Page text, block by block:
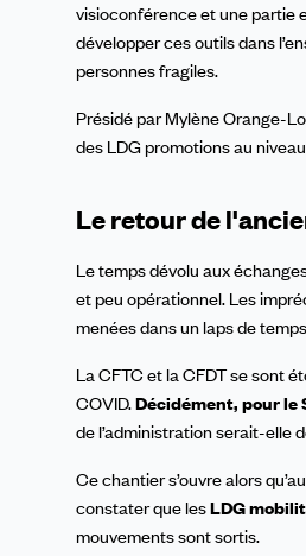
visioconférence et une partie
développer ces outils dans
personnes fragiles.
Présidé par Mylène Orange-
des LDG promotions au
Le retour de
Le temps dévolu aux
et peu opérationnel. Les
menées dans un laps de
La CFTC et la CFDT se sont
COVID.Décidément, pour le
de l’administration serait-elle
Ce chantier s’ouvre alors
constater que lesLDG
mouvements sont sortis.